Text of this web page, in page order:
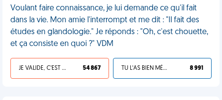
Voulant faire connaissance, je lui demande ce qu'il fait
dans la vie. Mon amie l'interrompt et me dit : "Il fait des
études en glandologie." Je réponds : "Oh, c'est chouette,
et ça consiste en quoi ?" VDM
JE VALIDE, C'EST UNE VDM 54 867 TU L'AS BIEN MÉRITÉ 8 991